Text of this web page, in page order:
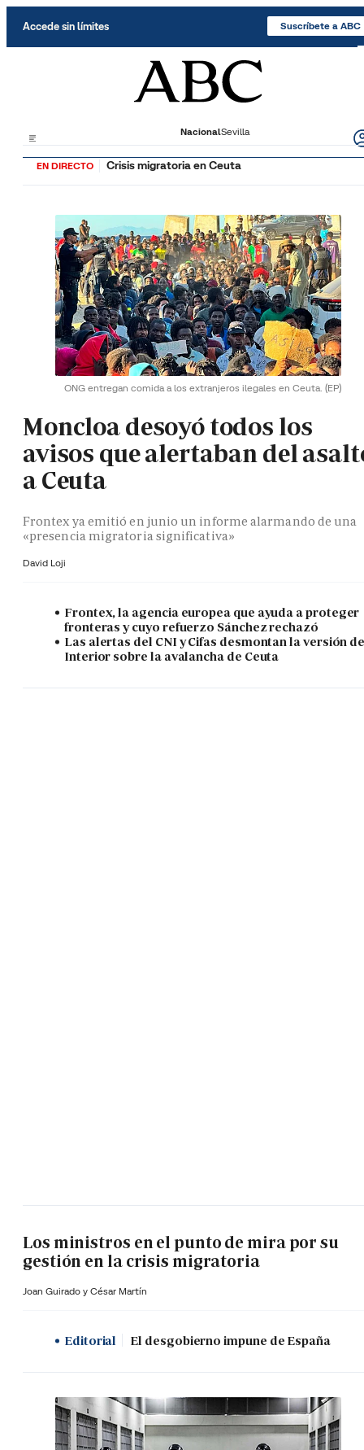
Accede sin límites Suscríbete a ABC
NacionalSevilla
EN DIRECTO Crisis migratoria en Ceuta
ONG entregan comida a los extranjeros ilegales en Ceuta. (EP)
Moncloa desoyó todos los
avisos que alertaban del
a Ceuta
Frontex ya emitió en junio un informe alarmando de una
«presencia migratoria significativa»
David Loji
Frontex, la agencia europea que ayuda a proteger
fronteras y cuyo refuerzo Sánchez rechazó
Las alertas del CNI y Cifas desmontan la versión
Interior sobre la avalancha de Ceuta
Los ministros en el punto de mira por su
gestión en la crisis migratoria
Joan Guirado y César Martín
Editorial El desgobierno impune de España